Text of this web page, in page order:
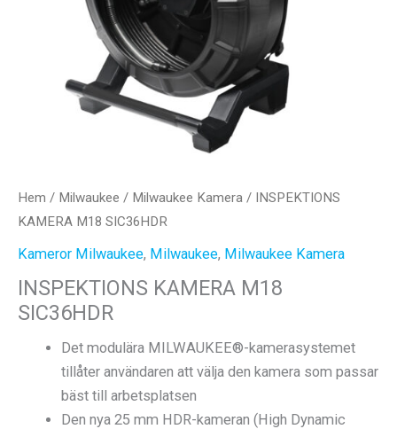
Hem / Milwaukee / Milwaukee Kamera / INSPEKTIONS
KAMERA M18 SIC36HDR
Kameror Milwaukee, Milwaukee, Milwaukee Kamera
INSPEKTIONS KAMERA M18
SIC36HDR
Det modulära MILWAUKEE®-kamerasystemet
tillåter användaren att välja den kamera som passar
bäst till arbetsplatsen
Den nya 25 mm HDR-kameran (High Dynamic